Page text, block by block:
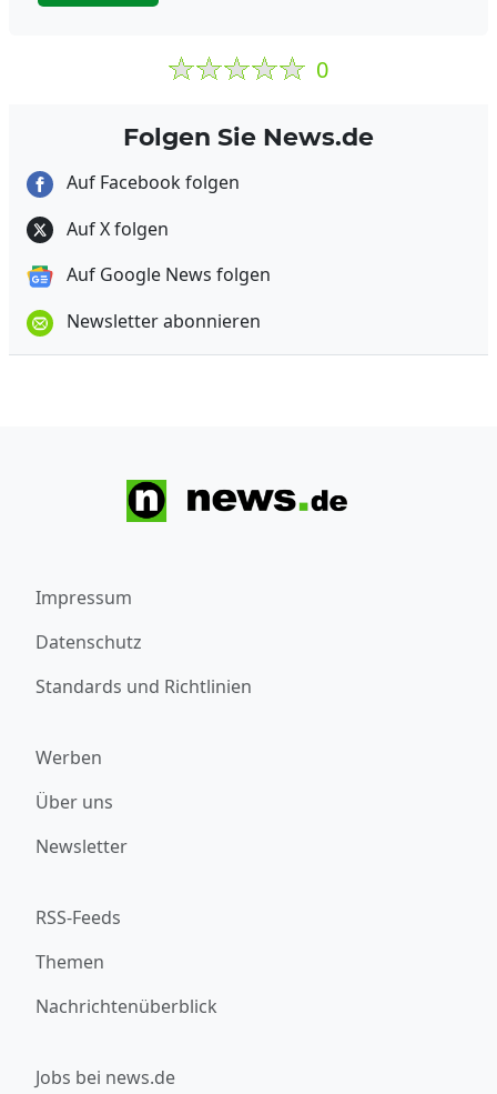
0
Folgen Sie News.de
Auf Facebook folgen
Auf X folgen
Auf Google News folgen
Newsletter abonnieren
Impressum
Datenschutz
Standards und Richtlinien
Werben
Über uns
Newsletter
RSS-Feeds
Themen
Nachrichtenüberblick
Jobs bei news.de